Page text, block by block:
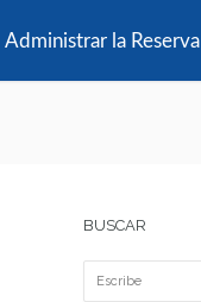
Administrar la Reserva
BUSCAR